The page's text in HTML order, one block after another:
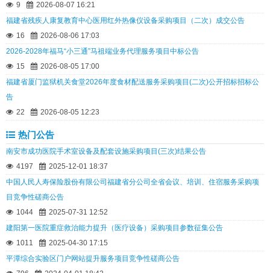
9
2026-08-07 16:21
福建省残疾人康复教育中心医用红外热像仪设备采购项目（二次）成交公告
16
2026-08-06 17:03
2026-2028年福马“小三通”马祖端业务代理服务项目中标公告
15
2026-08-05 17:00
福建省厦门监狱机关食堂2026年度食材配送服务采购项目(二次)公开招标招标公
告
22
2026-08-05 12:23
热门公告
南安市成功医院手术室设备及配套设施采购项目(三次)结果公告
4197
2025-12-01 18:37
中国人民人寿保险股份有限公司福建省分公司全省会议、培训、住宿服务采购项
目竞争性磋商公告
1044
2025-07-31 12:52
建阳第一医院重症救治能力提升（医疗设备）采购项目参数征集公告
1011
2025-04-30 17:15
平潭综合实验区门户网站提升服务项目竞争性磋商公告